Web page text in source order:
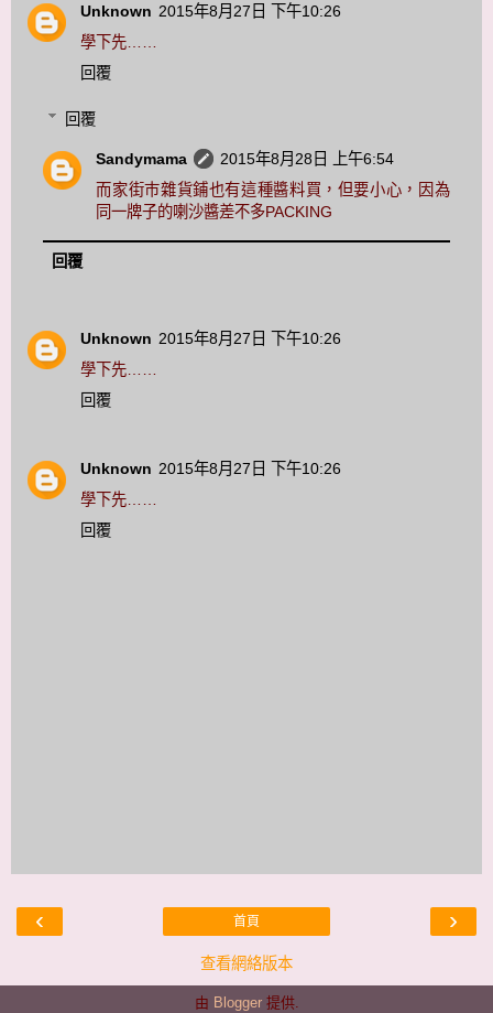
Unknown 2015年8月27日 下午10:26
學下先……
回覆
回覆
Sandymama
2015年8月28日 上午6:54
而家街巿雜貨鋪也有這種醬料買，但要小心，因為
同一牌子的喇沙醬差不多PACKING
回覆
Unknown 2015年8月27日 下午10:26
學下先……
回覆
Unknown 2015年8月27日 下午10:26
學下先……
回覆
‹ ›
首頁
查看網絡版本
由 Blogger提供.